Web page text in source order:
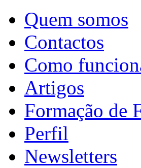
Quem somos
Contactos
Como
Artigos
Formação de
Perfil
Newsletters